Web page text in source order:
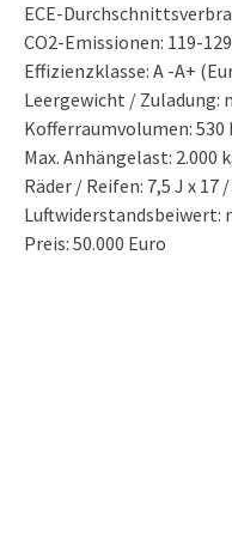
ECE-
CO2-Emissionen: 119-
Effizienzklasse: A -A+
Leergewicht / Zuladung:
Kofferraumvolumen: 530
Max. Anhängelast: 2.000
Räder / Reifen: 7,5 J x 17
Luftwiderstandsbeiwert:
Preis: 50.000 Euro